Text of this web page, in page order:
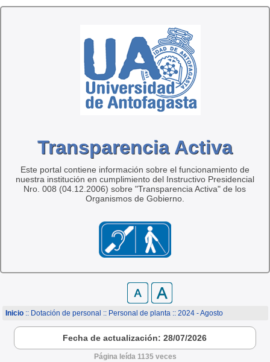
Transparencia Activa
Este portal contiene información sobre el funcionamiento de
nuestra institución en cumplimiento del Instructivo Presidencial
Nro. 008 (04.12.2006) sobre "Transparencia Activa" de los
Organismos de Gobierno.
Inicio :: Dotación de personal :: Personal de planta :: 2024 - Agosto
Fecha de actualización: 28/07/2026
Página leída 1135 veces